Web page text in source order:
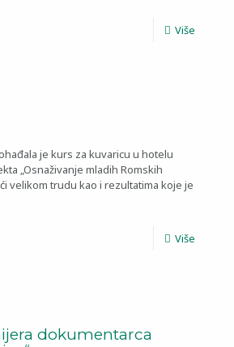
Više
je kurs za kuvaricu u hotelu
„Osnaživanje mladih Romskih
velikom trudu kao i rezultatima koje je
Više
dokumentarca